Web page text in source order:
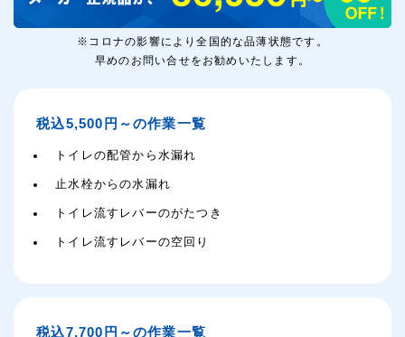
※コロナの影響により全国的な品薄状態です。
早めのお問い合せをお勧めいたします。
税込5,500円～の作業一覧
トイレの配管から水漏れ
止水栓からの水漏れ
トイレ流すレバーのがたつき
トイレ流すレバーの空回り
税込7,700円～の作業一覧